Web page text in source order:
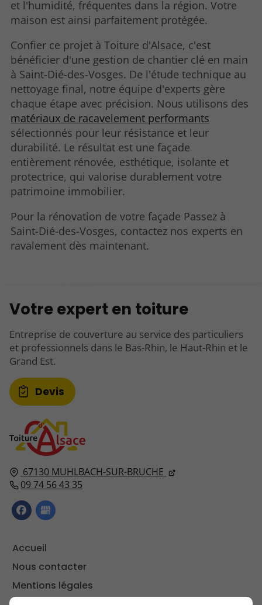
et l'humidité, fréquentes dans la région. Votre
maison est ainsi parfaitement protégée.
Confier ce projet à Toiture d'Alsace, c'est
bénéficier d'une gestion de chantier clé en main
à Saint-Dié-des-Vosges. De l'étude technique au
nettoyage final, notre équipe d'experts gère
chaque étape avec précision. Nous utilisons des
matériaux de racavelement performants
sélectionnés pour leur résistance et leur
durabilité. Le résultat est une façade
entièrement rénovée, esthétique, isolante et
protectrice, qui valorise durablement votre
patrimoine immobilier.
Pour la rénovation de votre façade Passez à
Saint-Dié-des-Vosges, contactez nos experts en
ravalement dès maintenant.
67130 MUHLBACH-SUR-BRUCHE
09 74 56 43 35
Accueil
Nous contacter
Mentions légales
Votre expert en toiture
Entreprise de couverture au service des particuliers
et professionnels dans le Bas-Rhin, le Haut-Rhin et le
Grand Est.
Devis